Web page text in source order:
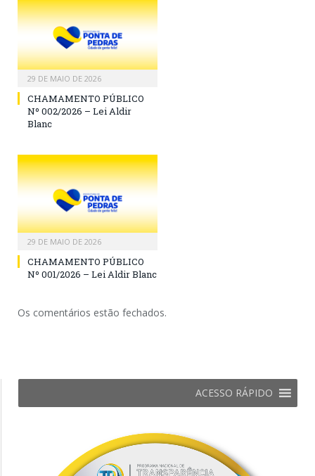
29 DE MAIO DE 2026
CHAMAMENTO PÚBLICO
Nº 002/2026 – Lei Aldir
Blanc
29 DE MAIO DE 2026
CHAMAMENTO PÚBLICO
Nº 001/2026 – Lei Aldir Blanc
Os comentários estão fechados.
ACESSO RÁPIDO